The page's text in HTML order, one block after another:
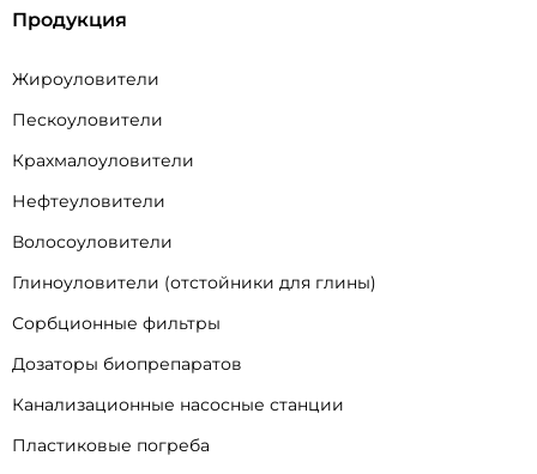
Продукция
Жироуловители
Пескоуловители
Крахмалоуловители
Нефтеуловители
Волосоуловители
Глиноуловители (отстойники для глины)
Сорбционные фильтры
Дозаторы биопрепаратов
Канализационные насосные станции
Пластиковые погреба